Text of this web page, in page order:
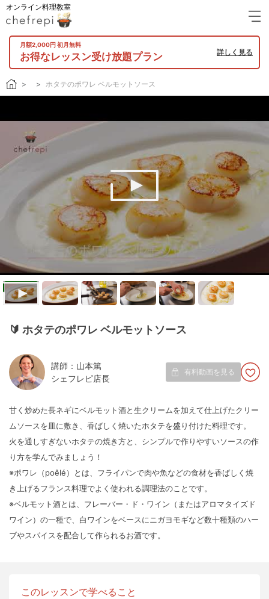
オンライン料理教室
月額2,000円 初月無料
お得なレッスン受け放題プラン 詳しく見る
ホタテのポワレ ベルモットソース
🔰 ホタテのポワレ ベルモットソース
講師：山本篤
シェフレピ店長
有料動画を見る
甘く炒めた長ネギにベルモット酒と生クリームを加えて仕上げたクリー
ムソースを皿に敷き、香ばしく焼いたホタテを盛り付けた料理です。
火を通しすぎないホタテの焼き方と、シンプルで作りやすいソースの作
り方を学んでみましょう！
※ポワレ（poêlé）とは、フライパンで肉や魚などの食材を香ばしく焼
き上げるフランス料理でよく使われる調理法のことです。
※ベルモット酒とは、フレーバー・ド・ワイン（またはアロマタイズド
ワイン）の一種で、白ワインをベースにニガヨモギなど数十種類のハー
ブやスパイスを配合して作られるお酒です。
このレッスンで学べること